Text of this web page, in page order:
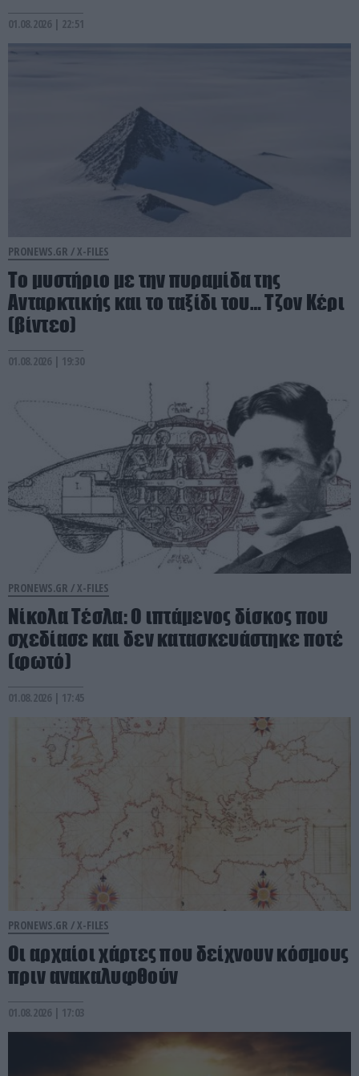
01.08.2026 | 22:51
PRONEWS.GR / X-FILES
Το μυστήριο με την πυραμίδα της
Ανταρκτικής και το ταξίδι του… Τζον Κέρι
(βίντεο)
01.08.2026 | 19:30
PRONEWS.GR /X-FILES
Νίκολα Τέσλα: Ο ιπτάμενος δίσκος που
σχεδίασε και δεν κατασκευάστηκε ποτέ
(φωτό)
01.08.2026 | 17:45
PRONEWS.GR /X-FILES
Οι αρχαίοι χάρτες που δείχνουν κόσμους
πριν ανακαλυφθούν
01.08.2026 | 17:03